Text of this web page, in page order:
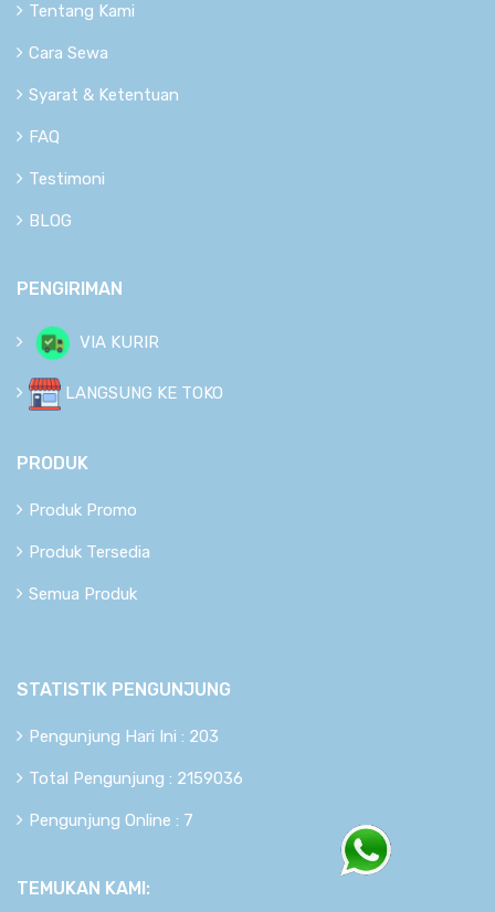
Tentang Kami
Cara Sewa
Syarat & Ketentuan
FAQ
Testimoni
BLOG
PENGIRIMAN
VIA KURIR
LANGSUNG KE TOKO
PRODUK
Produk Promo
Produk Tersedia
Semua Produk
STATISTIK PENGUNJUNG
Pengunjung Hari Ini : 203
Total Pengunjung : 2159036
Pengunjung Online : 7
TEMUKAN KAMI: